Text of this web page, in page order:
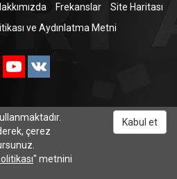
Frekanslar
Site Haritası
ve Aydınlatma Metni
PinterestYouTube
çerez
" metnini
Kabul et